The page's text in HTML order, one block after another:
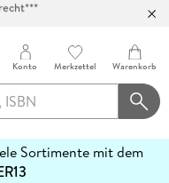
Konto Merkzettel Warenkorb
Sortimente mit dem